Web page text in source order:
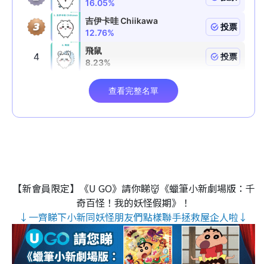
【新會員限定】《U GO》請你睇👹《蠟筆小新劇場版：千
奇百怪！我的妖怪假期》！
↓一齊睇下小新同妖怪朋友們點樣聯手拯救屋企人啦↓